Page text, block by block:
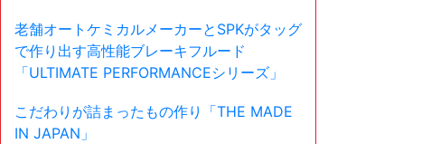
老舗オートケミカルメーカーとSPKがタッグ
で作り出す高性能ブレーキフルード
「ULTIMATE PERFORMANCEシリーズ」
こだわりが詰まったもの作り「THE MADE
IN JAPAN」